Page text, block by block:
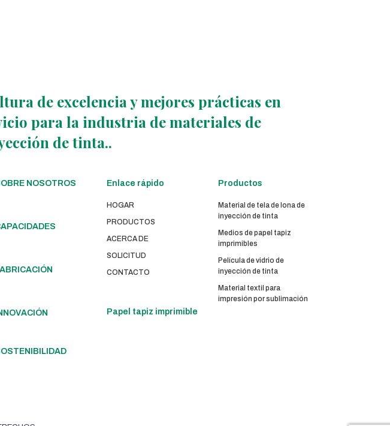
de excelencia y mejores prácticas en
para la industria de materiales de
de tinta..
NOSOTROS Enlace rápido
HOGAR
PRODUCTOS
ACERCA DE
SOLICITUD
CONTACTO
Papel tapiz imprimible
Productos
Material de tela de lona de
inyección de tinta
Medios de papel tapiz
imprimibles
Película de vidrio de
inyección de tinta
Material textil para
impresión por sublimación